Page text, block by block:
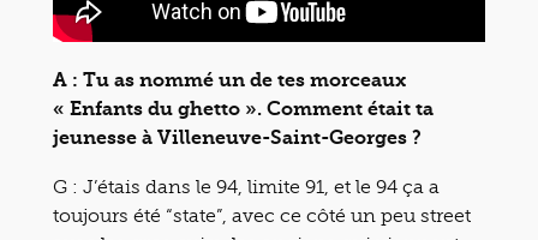
A : Tu as nommé un de tes morceaux
« Enfants du ghetto ». Comment était ta
jeunesse à Villeneuve-Saint-Georges ?
G : J’étais dans le 94, limite 91, et le 94 ça a
toujours été “state”, avec ce côté un peu street